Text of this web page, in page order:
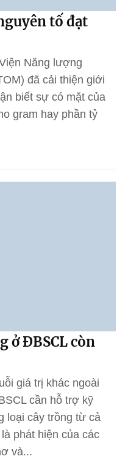
tố đạt
Năng lượng
đã cải thiện giới
biết sự có mặt của
gram hay phần tỷ
ở ĐBSCL còn
giá trị khác ngoài
cần hỗ trợ kỹ
loại cây trồng từ cả
phát hiện của các
và...